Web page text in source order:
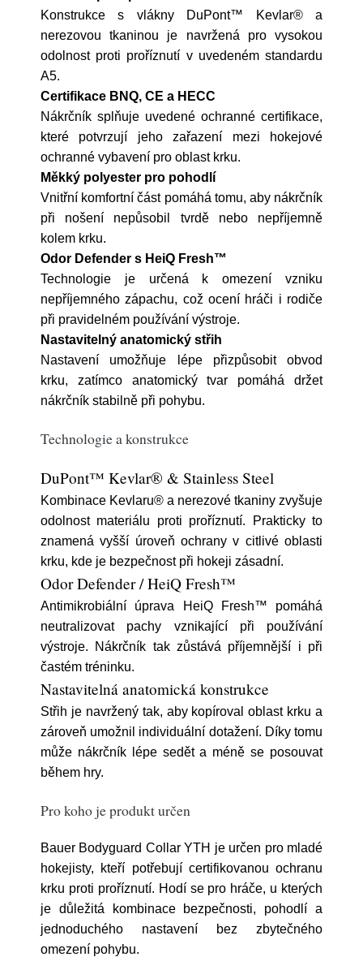
Konstrukce s vlákny DuPont™ Kevlar® a
nerezovou tkaninou je navržená pro vysokou
odolnost proti proříznutí v uvedeném standardu
A5.
Certifikace BNQ, CE a HECC
Nákrčník splňuje uvedené ochranné certifikace,
které potvrzují jeho zařazení mezi hokejové
ochranné vybavení pro oblast krku.
Měkký polyester pro pohodlí
Vnitřní komfortní část pomáhá tomu, aby nákrčník
při nošení nepůsobil tvrdě nebo nepříjemně
kolem krku.
Odor Defender s HeiQ Fresh™
Technologie je určená k omezení vzniku
nepříjemného zápachu, což ocení hráči i rodiče
při pravidelném používání výstroje.
Nastavitelný anatomický střih
Nastavení umožňuje lépe přizpůsobit obvod
krku, zatímco anatomický tvar pomáhá držet
nákrčník stabilně při pohybu.
Technologie a konstrukce
DuPont™ Kevlar® & Stainless Steel
Kombinace Kevlaru® a nerezové tkaniny zvyšuje
odolnost materiálu proti proříznutí. Prakticky to
znamená vyšší úroveň ochrany v citlivé oblasti
krku, kde je bezpečnost při hokeji zásadní.
Odor Defender / HeiQ Fresh™
Antimikrobiální úprava HeiQ Fresh™ pomáhá
neutralizovat pachy vznikající při používání
výstroje. Nákrčník tak zůstává příjemnější i při
častém tréninku.
Nastavitelná anatomická konstrukce
Střih je navržený tak, aby kopíroval oblast krku a
zároveň umožnil individuální dotažení. Díky tomu
může nákrčník lépe sedět a méně se posouvat
během hry.
Pro koho je produkt určen
Bauer Bodyguard Collar YTH je určen pro mladé
hokejisty, kteří potřebují certifikovanou ochranu
krku proti proříznutí. Hodí se pro hráče, u kterých
je důležitá kombinace bezpečnosti, pohodlí a
jednoduchého nastavení bez zbytečného
omezení pohybu.